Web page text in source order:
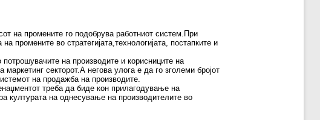
на промените го подобрува работниот систем.При
промените во стратегијата,технологијата, постапките и
на производите и корисниците на
секторот.А негова улога е да го зголеми бројот
на продажба на производите.
треба да биде кон прилагодување на
културата на однесување на производителите во